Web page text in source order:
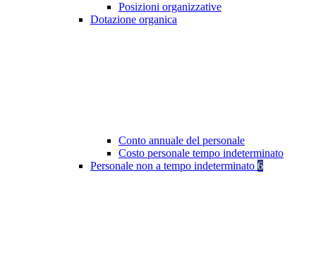
Posizioni organizzative
Dotazione organica
Conto annuale del personale
Costo personale tempo indeterminato
Personale non a tempo indeterminato 6